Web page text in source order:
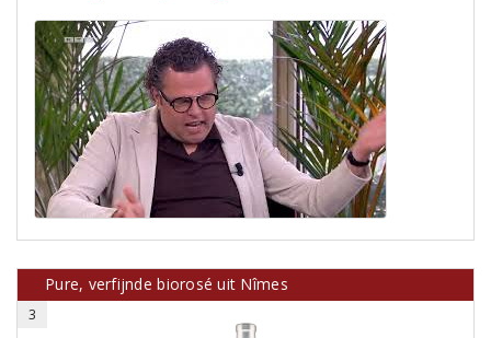
Pure, verfijnde biorosé uit Nîmes
3